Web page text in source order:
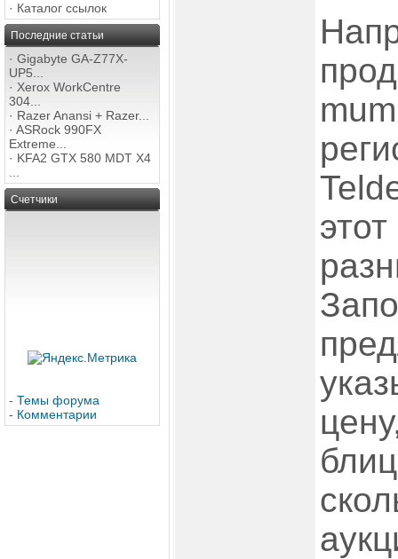
· Каталог ссылок
Последние статьи
· Gigabyte GA-Z77X-
UP5...
· Xerox WorkCentre
304...
· Razer Anansi + Razer...
· ASRock 990FX
Extreme...
· KFA2 GTX 580 MDT X4
Счетчики
- Темы форума
- Комментарии